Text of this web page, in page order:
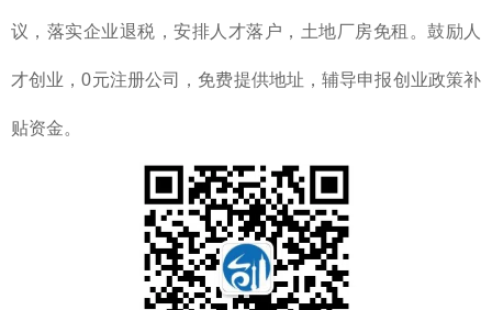
议，落实企业退税，安排人才落户，土地厂房免租。鼓励人
才创业，0元注册公司，免费提供地址，辅导申报创业政策补
贴资金。